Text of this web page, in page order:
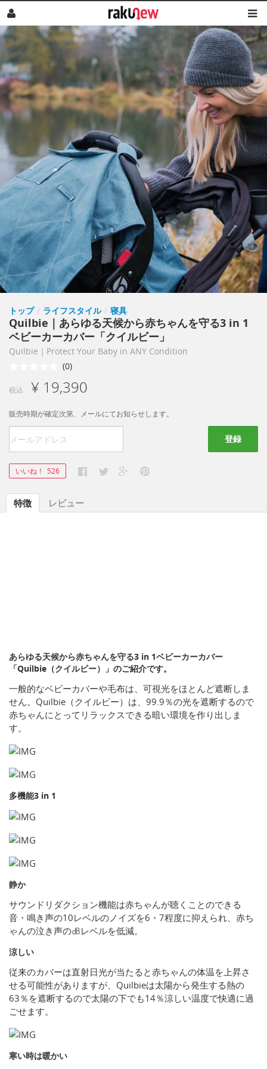
トップ / ライフスタイル / 寝具
Quilbie｜あらゆる天候から赤ちゃんを守る3 in 1
ベビーカーカバー「クイルビー」
Quilbie｜Protect Your Baby in ANY Condition
(0)
税込 ¥ 19,390
販売時期が確定次第、メールにてお知らせします。
登録
いいね！ 526
特徴 レビュー
あらゆる天候から赤ちゃんを守る3 in 1ベビーカーカバー
「Quilbie（クイルビー）」のご紹介です。
一般的なベビーカバーや毛布は、可視光をほとんど遮断しま
せん。Quilbie（クイルビー）は、99.9％の光を遮断するので
赤ちゃんにとってリラックスできる暗い環境を作り出しま
す。
多機能3 in 1
静か
サウンドリダクション機能は赤ちゃんが聴くことのできる
音・鳴き声の10レベルのノイズを6・7程度に抑えられ、赤ち
ゃんの泣き声の㏈レベルを低減。
涼しい
従来のカバーは直射日光が当たると赤ちゃんの体温を上昇さ
せる可能性がありますが、Quilbieは太陽から発生する熱の
63％を遮断するので太陽の下でも14％涼しい温度で快適に過
ごせます。
寒い時は暖かい